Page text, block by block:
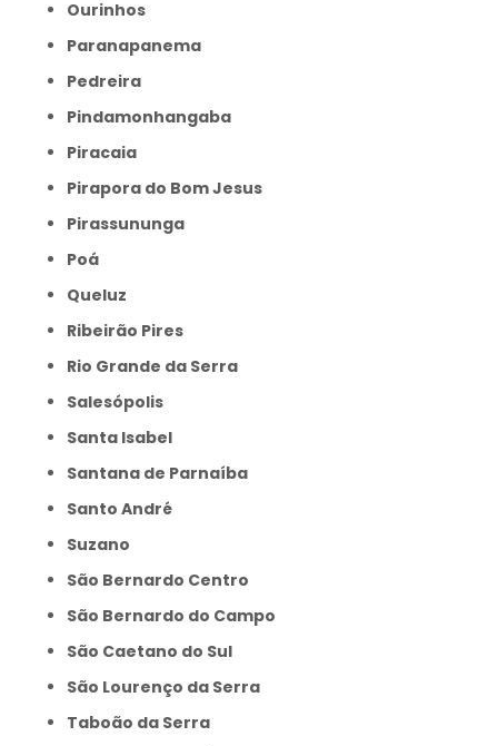
Ourinhos
Paranapanema
Pedreira
Pindamonhangaba
Piracaia
Pirapora do Bom Jesus
Pirassununga
Poá
Queluz
Ribeirão Pires
Rio Grande da Serra
Salesópolis
Santa Isabel
Santana de Parnaíba
Santo André
Suzano
São Bernardo Centro
São Bernardo do Campo
São Caetano do Sul
São Lourenço da Serra
Taboão da Serra